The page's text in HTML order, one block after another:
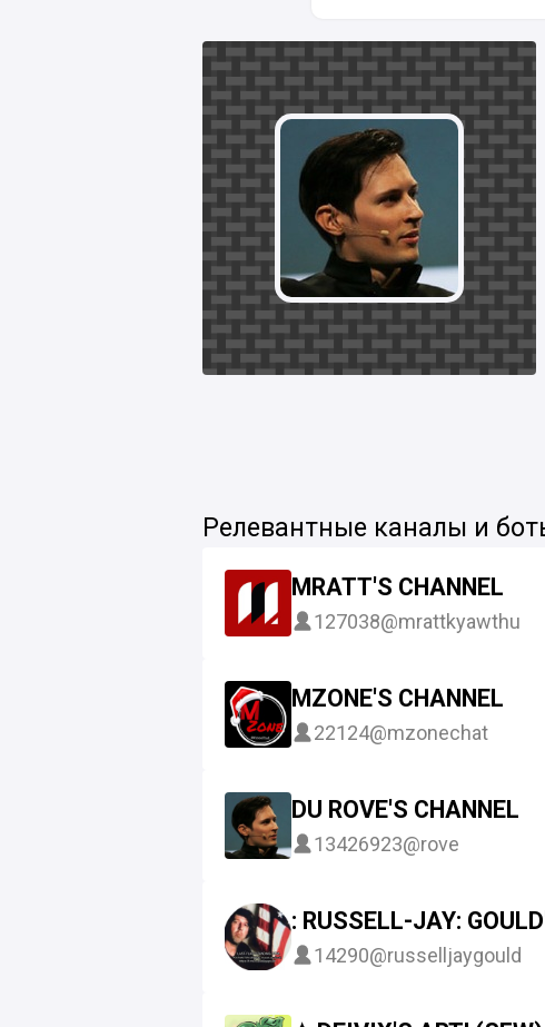
Релевантные каналы и
MRATT'S CHANNEL
127038@mrattkyawthu
MZONE'S CHANNEL
22124@mzonechat
DU ROVE'S CHANNEL
13426923@rove
: RUSSELL-JAY:
14290@russelljaygould